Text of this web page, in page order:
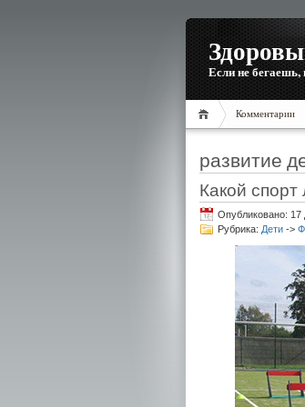
Если не бегаешь,
Комментарии
развитие
Какой
Опубликовано: 17
Рубрика: Дети ->